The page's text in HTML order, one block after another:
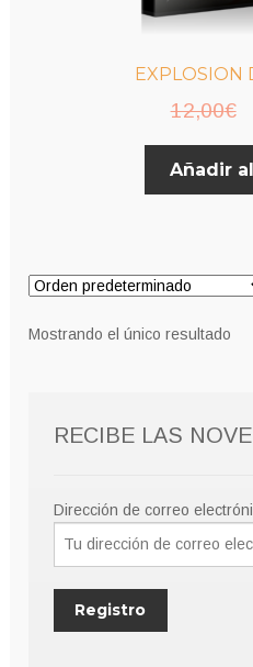
EXPLOSION
12,00€
Añadir
Mostrando el único resultado
RECIBE LAS
Dirección de correo